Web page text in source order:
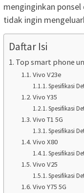
menginginkan
tidak ingin
Daftar Isi
Top smart phone
Vivo V23e
Spesifikasi
Vivo Y35
Spesifikasi
Vivo T1 5G
Spesifikasi
Vivo X80
Spesifikasi
Vivo V25
Spesifikasi
Vivo Y75 5G